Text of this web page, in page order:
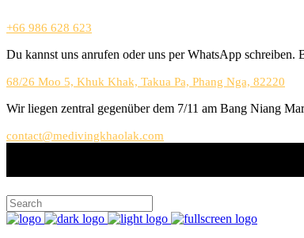
+66 986 628 623
Du kannst uns anrufen oder uns per WhatsApp
68/26 Moo 5, Khuk Khak, Takua Pa, Phang Nga, 82220
Wir liegen zentral gegenüber dem 7/11 am Bang Niang
contact@medivingkhaolak.com